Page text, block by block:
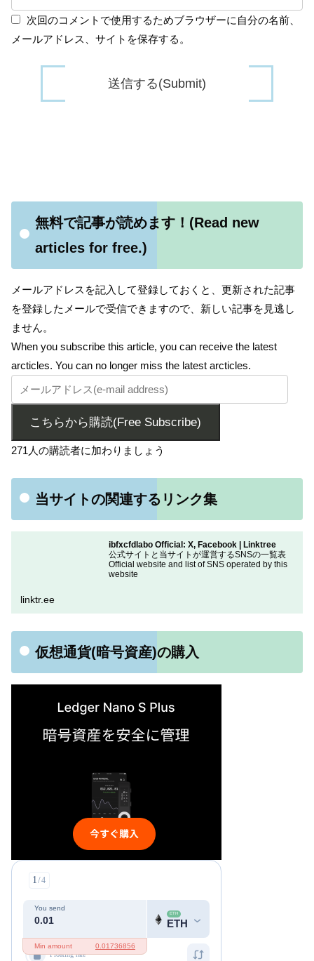
次回のコメントで使用するためブラウザーに自分の名前、
メールアドレス、サイトを保存する。
無料で記事が読めます！(Read new
articles for free.)
メールアドレスを記入して登録しておくと、更新された記事
を登録したメールで受信できますので、新しい記事を見逃し
ません。
When you subscribe this article, you can receive the latest
arcticles. You can no longer miss the latest arcticles.
こちらから購読(Free Subscribe)
271人の購読者に加わりましょう
当サイトの関連するリンク集
ibfxcfdlabo Official: X, Facebook | Linktree
公式サイトと当サイトが運営するSNSの一覧表
Official website and list of SNS operated by this
website
linktr.ee
仮想通貨(暗号資産)の購入